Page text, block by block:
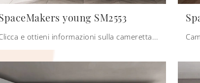
young SM2553
Clicca e ottieni informazioni sulla cameretta per ragazzi SpaceMakers young SM2553! Le Camerette componibili Zalf ti attendono.